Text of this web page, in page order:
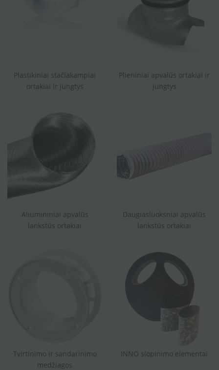
Plastikiniai stačiakampiai
ortakiai ir jungtys
Plieniniai apvalūs ortakiai ir
jungtys
Aliumininiai apvalūs
lankstūs ortakiai
Daugiasluoksniai apvalūs
lankstūs ortakiai
Tvirtinimo ir sandarinimo
medžiagos
INNO slopinimo elementai